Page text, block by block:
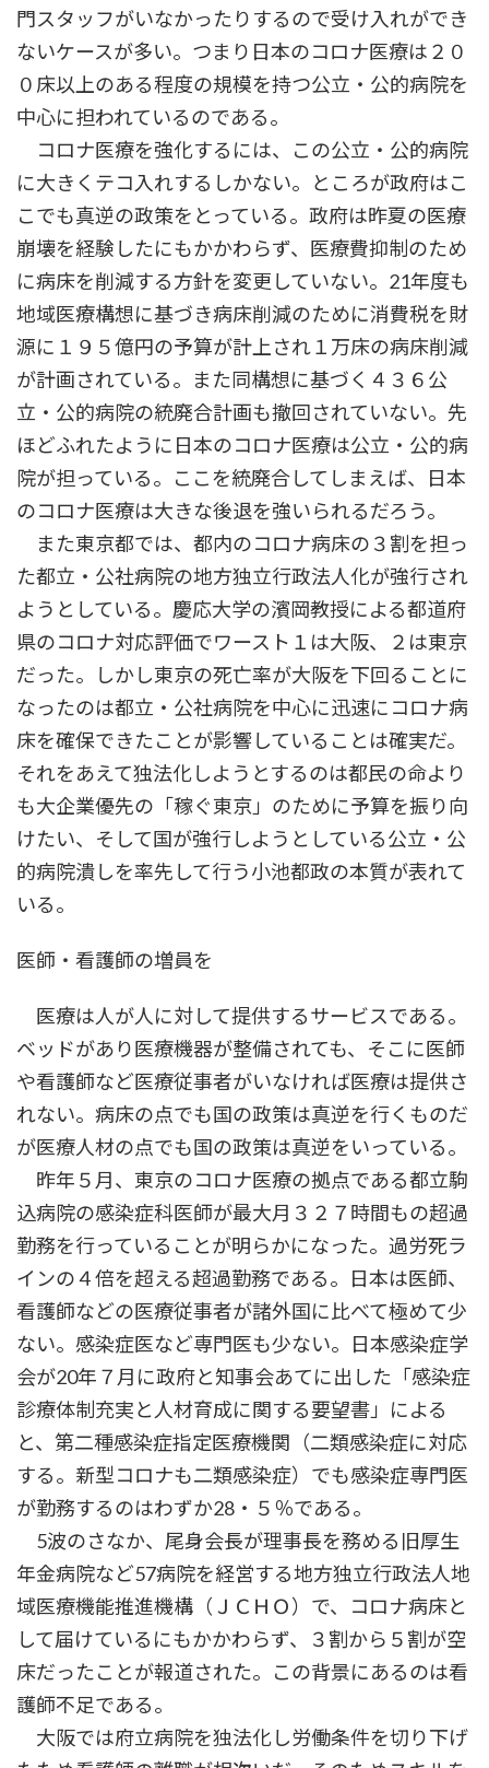
門スタッフがいなかったりするので受け入れができ
ないケースが多い。つまり日本のコロナ医療は２０
０床以上のある程度の規模を持つ公立・公的病院を
中心に担われているのである。
コロナ医療を強化するには、この公立・公的病院
に大きくテコ入れするしかない。ところが政府はこ
こでも真逆の政策をとっている。政府は昨夏の医療
崩壊を経験したにもかかわらず、医療費抑制のため
に病床を削減する方針を変更していない。21年度も
地域医療構想に基づき病床削減のために消費税を財
源に１９５億円の予算が計上され１万床の病床削減
が計画されている。また同構想に基づく４３６公
立・公的病院の統廃合計画も撤回されていない。先
ほどふれたように日本のコロナ医療は公立・公的病
院が担っている。ここを統廃合してしまえば、日本
のコロナ医療は大きな後退を強いられるだろう。
また東京都では、都内のコロナ病床の３割を担っ
た都立・公社病院の地方独立行政法人化が強行され
ようとしている。慶応大学の濱岡教授による都道府
県のコロナ対応評価でワースト１は大阪、２は東京
だった。しかし東京の死亡率が大阪を下回ることに
なったのは都立・公社病院を中心に迅速にコロナ病
床を確保できたことが影響していることは確実だ。
それをあえて独法化しようとするのは都民の命より
も大企業優先の「稼ぐ東京」のために予算を振り向
けたい、そして国が強行しようとしている公立・公
的病院潰しを率先して行う小池都政の本質が表れて
いる。
医師・看護師の増員を
医療は人が人に対して提供するサービスである。
ベッドがあり医療機器が整備されても、そこに医師
や看護師など医療従事者がいなければ医療は提供さ
れない。病床の点でも国の政策は真逆を行くものだ
が医療人材の点でも国の政策は真逆をいっている。
昨年５月、東京のコロナ医療の拠点である都立駒
込病院の感染症科医師が最大月３２７時間もの超過
勤務を行っていることが明らかになった。過労死ラ
インの４倍を超える超過勤務である。日本は医師、
看護師などの医療従事者が諸外国に比べて極めて少
ない。感染症医など専門医も少ない。日本感染症学
会が20年７月に政府と知事会あてに出した「感染症
診療体制充実と人材育成に関する要望書」による
と、第二種感染症指定医療機関（二類感染症に対応
する。新型コロナも二類感染症）でも感染症専門医
が勤務するのはわずか28・５％である。
5波のさなか、尾身会長が理事長を務める旧厚生
年金病院など57病院を経営する地方独立行政法人地
域医療機能推進機構（ＪＣＨＯ）で、コロナ病床と
して届けているにもかかわらず、３割から５割が空
床だったことが報道された。この背景にあるのは看
護師不足である。
大阪では府立病院を独法化し労働条件を切り下げ